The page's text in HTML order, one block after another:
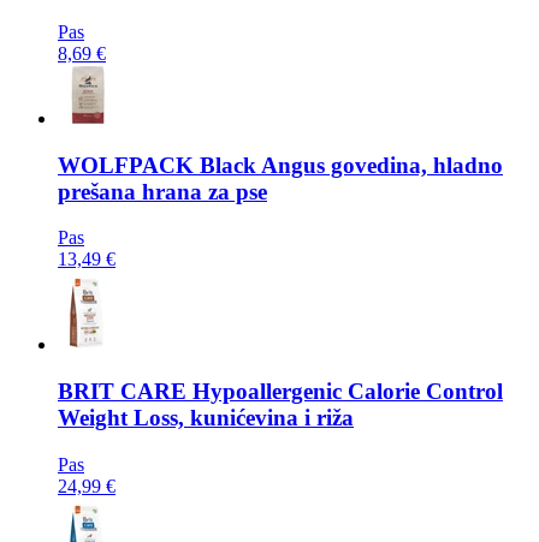
Pas
8,69 €
WOLFPACK Black Angus govedina, hladno
prešana hrana za pse
Pas
13,49 €
BRIT CARE Hypoallergenic Calorie Control
Weight Loss, kunićevina i riža
Pas
24,99 €